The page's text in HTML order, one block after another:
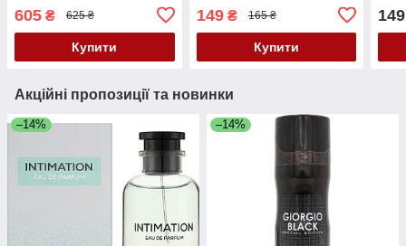
605 ₴ 625 ₴
Купити
149₴ 165 ₴
Купити
149
Акційні пропозиції та новинки
–14% –14%